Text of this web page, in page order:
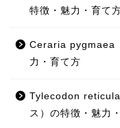
特徴・魅力・育て
Ceraria pygmaea
力・育て方
Tylecodon
ス）の特徴・魅力